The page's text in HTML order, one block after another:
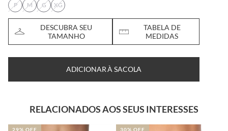
P
M G XG
DESCUBRA SEU
TAMANHO
TABELA DE
MEDIDAS
ADICIONAR À SACOLA
RELACIONADOS AOS SEUS INTERESSES
29% OFF 30% OFF